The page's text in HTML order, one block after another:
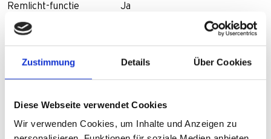
Zustimmung Details Über Cookies
Diese Webseite verwendet Cookies
Wir verwenden Cookies, um Inhalte und Anzeigen zu
Remlicht-functie Ja
Bagagedrager montage
Artikelnummer 487/323/640ECE